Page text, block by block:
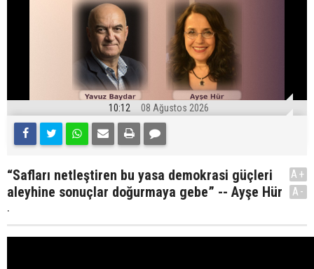
10:12 08 Ağustos 2026
“Safları netleştiren bu yasa demokrasi güçleri
aleyhine sonuçlar doğurmaya gebe” -- Ayşe Hür
.
A+
A-